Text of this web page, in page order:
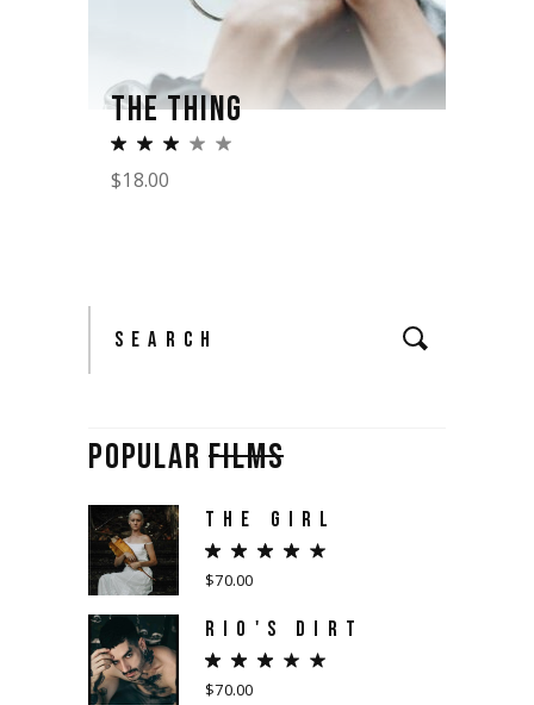
THE THING
$18.00
Search
POPULARFILMS
THE GIRL
$70.00
RIO'S DIRT
$70.00